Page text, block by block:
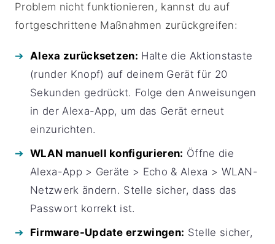
Problem nicht funktionieren, kannst du auf
fortgeschrittene Maßnahmen zurückgreifen:
Alexa zurücksetzen: Halte die Aktionstaste
(runder Knopf) auf deinem Gerät für 20
Sekunden gedrückt. Folge den Anweisungen
in der Alexa-App, um das Gerät erneut
einzurichten.
WLAN manuell konfigurieren: Öffne die
Alexa-App > Geräte > Echo & Alexa > WLAN-
Netzwerk ändern. Stelle sicher, dass das
Passwort korrekt ist.
Firmware-Update erzwingen: Stelle sicher,